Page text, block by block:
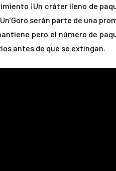
¡Un cráter lleno de
serán parte de una
pero el número de
antes de que se extingan.